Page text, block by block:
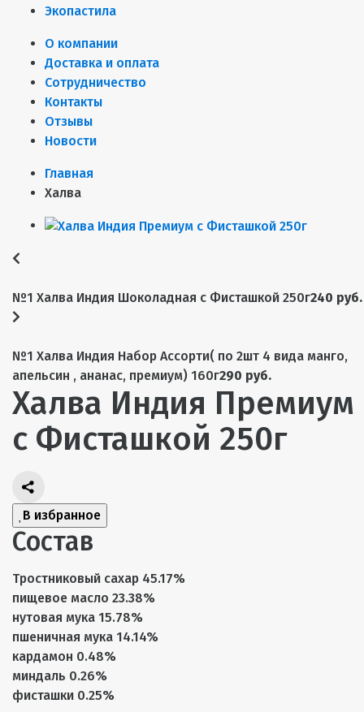
Экопастила
О компании
Доставка и оплата
Сотрудничество
Контакты
Отзывы
Новости
Главная
Халва
№1 Халва Индия Шоколадная с Фисташкой 250г240 руб.
№1 Халва Индия Набор Ассорти( по 2шт 4 вида манго,
апельсин , ананас, премиум) 160г290 руб.
Халва Индия Премиум
с Фисташкой 250г
В избранное
Состав
Тростниковый сахар 45.17%
пищевое масло 23.38%
нутовая мука 15.78%
пшеничная мука 14.14%
кардамон 0.48%
миндаль 0.26%
фисташки 0.25%